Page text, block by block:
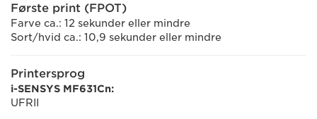
Første print (FPOT)
Farve ca.: 12 sekunder eller mindre
Sort/hvid ca.: 10,9 sekunder eller mindre
Printersprog
i-SENSYS MF631Cn:
UFRII